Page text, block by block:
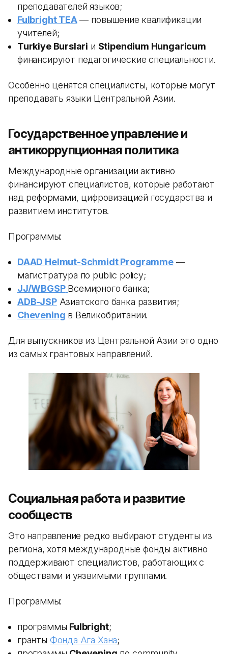
преподавателей языков;
Fulbright TEA— повышение квалификации
учителей;
Turkiye Burslari и Stipendium Hungaricum
финансируют педагогические специальности.
Особенно ценятся специалисты, которые могут
преподавать языки Центральной Азии.
Государственное управление и
антикоррупционная политика
Международные организации активно
финансируют специалистов, которые работают
над реформами, цифровизацией государства и
развитием институтов.
Программы:
DAAD Helmut-Schmidt Programme—
магистратура по public policy;
JJ/WBGSP Всемирного банка;
ADB-JSPАзиатского банка развития;
Chevening в Великобритании.
Для выпускников из Центральной Азии это одно
из самых грантовых направлений.
Социальная работа и развитие
сообществ
Это направление редко выбирают студенты из
региона, хотя международные фонды активно
поддерживают специалистов, работающих с
обществами и уязвимыми группами.
Программы:
программы Fulbright;
гранты Фонда Ага Хана;